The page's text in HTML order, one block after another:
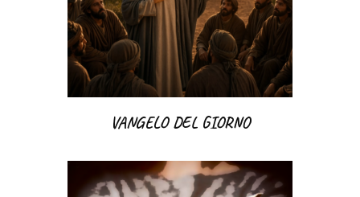
VANGELO DEL GIORNO